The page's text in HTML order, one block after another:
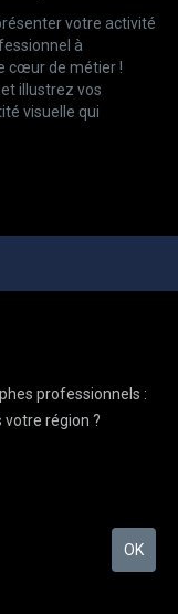
votre activité
à
cœur de métier !
illustrez vos
visuelle qui
professionnels :
région ?